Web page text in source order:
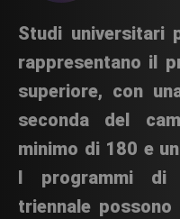
Studi universitari
rappresentano il
superiore, con
seconda del
minimo di 180 e
I programmi
triennale